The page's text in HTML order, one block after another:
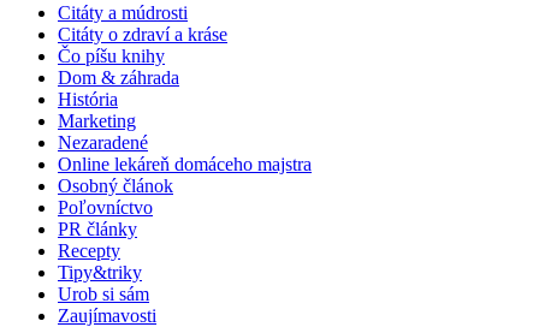
Citáty a múdrosti
Citáty o zdraví a kráse
Čo píšu knihy
Dom & záhrada
História
Marketing
Nezaradené
Online lekáreň domáceho majstra
Osobný článok
Poľovníctvo
PR články
Recepty
Tipy&triky
Urob si sám
Zaujímavosti